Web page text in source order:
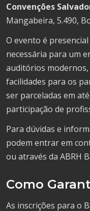
Convenções
Mangabeira, 5.490,
O evento é
necessária para um
auditórios
facilidades para os
ser parceladas em
participação de
Para dúvidas e
podem entrar em
ou através da ABRH
Como
As inscrições para o